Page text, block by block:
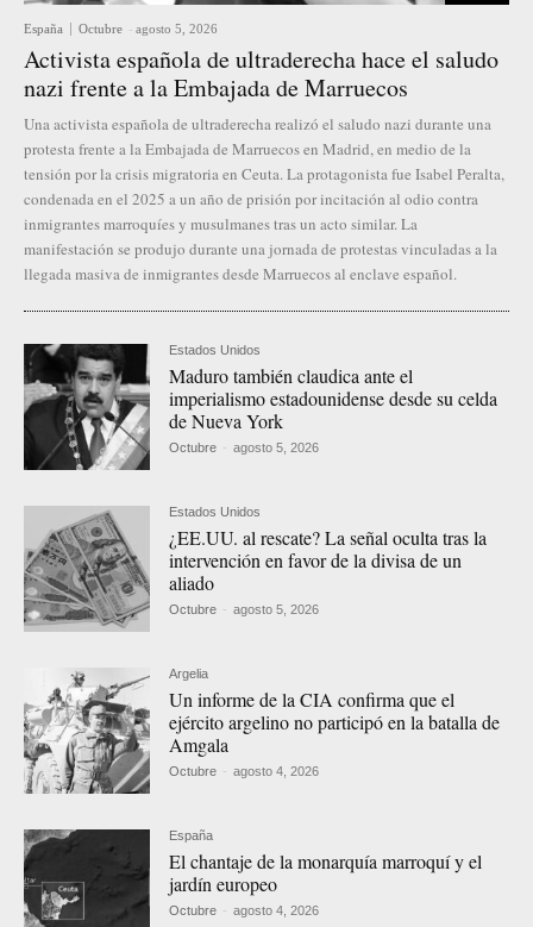
España Octubre - agosto 5, 2026
Activista española de ultraderecha hace el saludo
nazi frente a la Embajada de Marruecos
Una activista española de ultraderecha realizó el saludo nazi durante una
protesta frente a la Embajada de Marruecos en Madrid, en medio de la
tensión por la crisis migratoria en Ceuta. La protagonista fue Isabel Peralta,
condenada en el 2025 a un año de prisión por incitación al odio contra
inmigrantes marroquíes y musulmanes tras un acto similar. La
manifestación se produjo durante una jornada de protestas vinculadas a la
llegada masiva de inmigrantes desde Marruecos al enclave español.
Estados Unidos
Maduro también claudica ante el
imperialismo estadounidense desde su celda
de Nueva York
Octubre - agosto 5, 2026
Estados Unidos
¿EE.UU. al rescate? La señal oculta tras la
intervención en favor de la divisa de un
aliado
Octubre - agosto 5, 2026
Argelia
Un informe de la CIA confirma que el
ejército argelino no participó en la batalla de
Amgala
Octubre - agosto 4, 2026
España
El chantaje de la monarquía marroquí y el
jardín europeo
Octubre - agosto 4, 2026